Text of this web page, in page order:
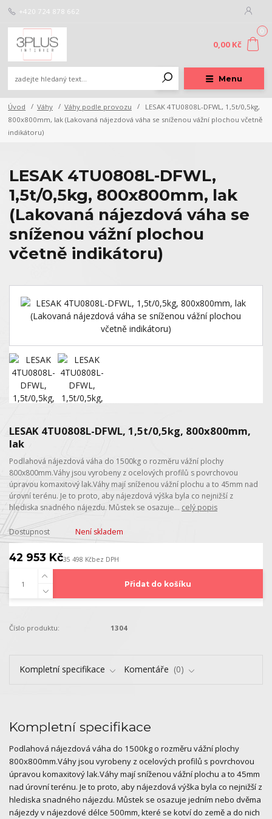
Menu
+420 724 878 662
0
0,00 Kč
Úvod Váhy Váhy podle provozu
LESAK 4TU0808L-DFWL, 1,5t/0,5kg,
800x800mm, lak (Lakovaná nájezdová váha se sníženou vážní plochou včetně
indikátoru)
LESAK 4TU0808L-DFWL,
1,5t/0,5kg, 800x800mm, lak
(Lakovaná nájezdová váha se
sníženou vážní plochou
včetně indikátoru)
LESAK 4TU0808L-DFWL, 1,5t/0,5kg, 800x800mm,
lak
Podlahová nájezdová váha do 1500kg o rozměru vážní plochy
800x800mm.Váhy jsou vyrobeny z ocelových profilů s povrchovou
úpravou komaxitový lak.Váhy mají sníženou vážní plochu a to 45mm nad
úrovní terénu. Je to proto, aby nájezdová výška byla co nejnižší z
hlediska snadného nájezdu. Můstek se osazuje... celý popis
Dostupnost Není skladem
42 953 Kč35 498 Kčbez DPH
Přidat do košíku
Číslo produktu: 1304
Kompletní specifikace Komentáře 0
Kompletní specifikace
Podlahová nájezdová váha do 1500kg o rozměru vážní plochy
800x800mm.Váhy jsou vyrobeny z ocelových profilů s povrchovou
úpravou komaxitový lak.Váhy mají sníženou vážní plochu a to 45mm
nad úrovní terénu. Je to proto, aby nájezdová výška byla co nejnižší z
hlediska snadného nájezdu. Můstek se osazuje jedním nebo dvěma
nájezdy v nájezdové délce 500mm, které se kotví do země a do nich